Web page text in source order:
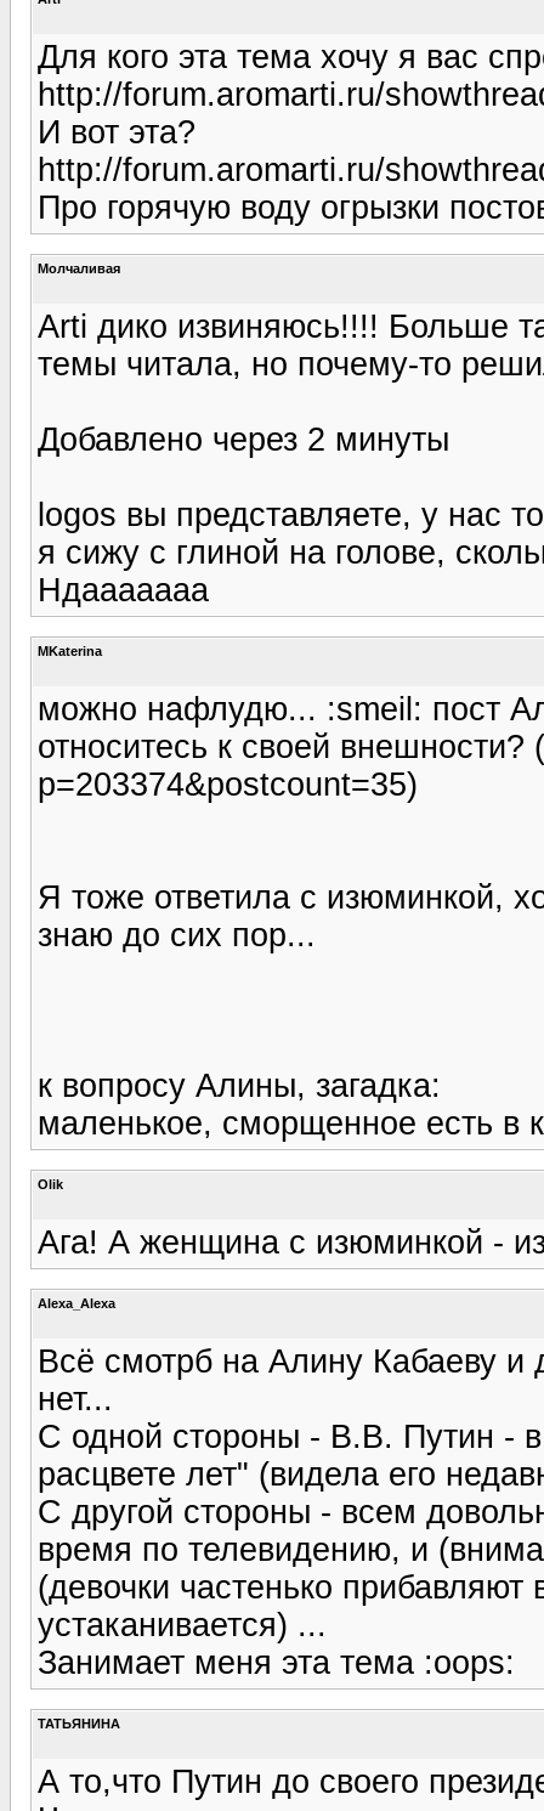
Для кого эта тема хочу я вас
http://forum.aromarti.ru/
И вот эта?
http://forum.aromarti.ru/
Про горячую воду огрызки
Молчаливая
Arti дико извиняюсь!!!! Больше
темы читала, но почему-то
Добавлено через 2 минуты
logos вы представляете, у нас
я сижу с глиной на голове,
Ндааааааа
MKaterina
можно нафлудю... :smeil: пост
относитесь к своей
p=203374&postcount=35)
Я тоже ответила с изюминкой,
знаю до сих пор...
к вопросу Алины, загадка:
маленькое, сморщенное есть
Olik
Ага! А женщина с изюминкой -
Alexa_Alexa
Всё смотрб на Алину Кабаеву
нет...
С одной стороны - В.В. Путин -
расцвете лет" (видела его
С другой стороны - всем
время по телевидению, и
(девочки частенько
устаканивается) ...
Занимает меня эта тема :oops:
ТАТЬЯНИНА
А то,что Путин до своего